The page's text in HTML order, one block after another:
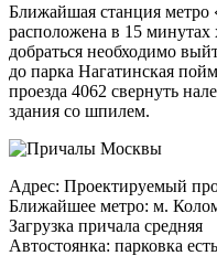
Ближайшая станция
расположена в 15
добраться необходимо
до парка Нагатинская
проезда 4062 свернуть
здания со шпилем.
Адрес: Проектируемый
Ближайшее метро: м.
Загрузка причала средняя
Автостоянка: парковка есть